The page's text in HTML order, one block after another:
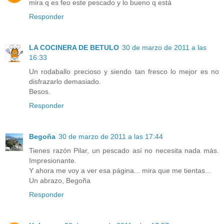
mira q es feo este pescado y lo bueno q está
Responder
LA COCINERA DE BETULO 30 de marzo de 2011 a las
16:33
Un rodaballo precioso y siendo tan fresco lo mejor es no
disfrazarlo demasiado.
Besos.
Responder
Begoña 30 de marzo de 2011 a las 17:44
Tienes razón Pilar, un pescado así no necesita nada más.
Impresionante.
Y ahora me voy a ver esa página... mira que me tientas...
Un abrazo, Begoña
Responder